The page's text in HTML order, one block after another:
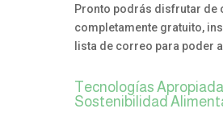
Pronto podrás disfrutar de
completamente gratuito,
lista de correo para poder
Tecnologías
Sostenibilidad